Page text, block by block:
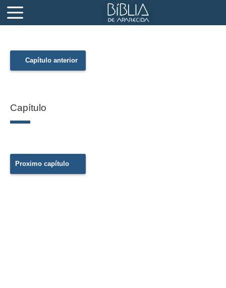
Capítulo anterior
Capítulo
Proximo capítulo